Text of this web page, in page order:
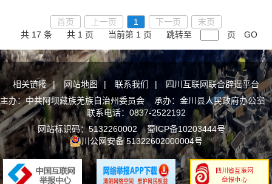
首页 上一页 1 下一页
末页
共 17 条
共 1 页 当前第 1 页 跳转至 页 GO
相关链接 | 网站地图 | 联系我们 |
四川互联网联合辟谣平台
主办：中共阿坝藏族羌族自治州委员会 承办：金川县人民政府办公室
联系电话：0837-2522192
网站标识码：5132260002蜀ICP备10203444号
川公网安备 51322602000004号